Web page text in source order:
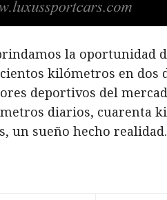
la oportunidad
kilómetros en dos
deportivos del
diarios, cuarenta
un sueño hecho realidad.